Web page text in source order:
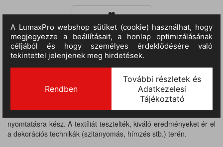
TERMÉKINFORMÁCIÓ
MÉRETTÁBLÁZAT
Anyaga: 50% pamut / 50% poliészter, súlya: 270 g / m2. Alsó
szegély, mandzsetta és gallér bordázott (elasztán) a tökéletes
nyomtatásra kész. A textíliát tesztelték, kiváló eredményeket ér el
a dekorációs technikák (szitanyomás, hímzés stb.) terén.